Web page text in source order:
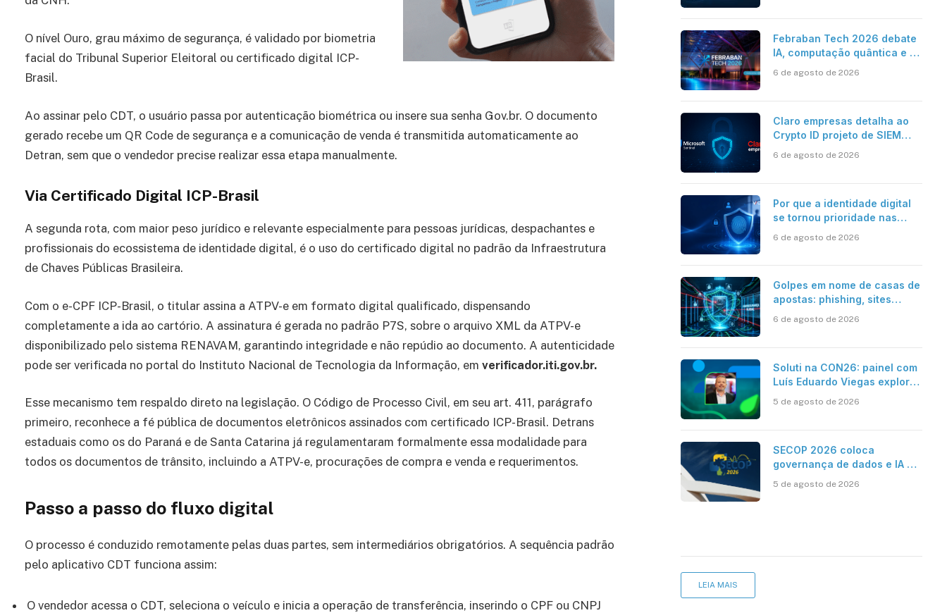
O nível Ouro, grau máximo de segurança, é validado por biometria
facial do Tribunal Superior Eleitoral ou certificado digital ICP-
Brasil.
Ao assinar pelo CDT, o usuário passa por autenticação biométrica ou insere sua senha Gov.br. O documento
gerado recebe um QR Code de segurança e a comunicação de venda é transmitida automaticamente ao
Detran, sem que o vendedor precise realizar essa etapa manualmente.
Via Certificado Digital ICP-Brasil
A segunda rota, com maior peso jurídico e relevante especialmente para pessoas jurídicas, despachantes e
profissionais do ecossistema de identidade digital, é o uso do certificado digital no padrão da Infraestrutura
de Chaves Públicas Brasileira.
Com o e-CPF ICP-Brasil, o titular assina a ATPV-e em formato digital qualificado, dispensando
completamente a ida ao cartório. A assinatura é gerada no padrão P7S, sobre o arquivo XML da ATPV-e
disponibilizado pelo sistema RENAVAM, garantindo integridade e não repúdio ao documento. A autenticidade
pode ser verificada no portal do Instituto Nacional de Tecnologia da Informação, em verificador.iti.gov.br.
Esse mecanismo tem respaldo direto na legislação. O Código de Processo Civil, em seu art. 411, parágrafo
primeiro, reconhece a fé pública de documentos eletrônicos assinados com certificado ICP-Brasil. Detrans
estaduais como os do Paraná e de Santa Catarina já regulamentaram formalmente essa modalidade para
todos os documentos de trânsito, incluindo a ATPV-e, procurações de compra e venda e requerimentos.
Passo a passo do fluxo digital
O processo é conduzido remotamente pelas duas partes, sem intermediários obrigatórios. A sequência padrão
pelo aplicativo CDT funciona assim:
O vendedor acessa o CDT, seleciona o veículo e inicia a operação de transferência, inserindo o CPF ou CNPJ
Febraban Tech 2026 debate
IA, computação quântica e os
bancária
6 de agosto de 2026
Claro empresas detalha ao
Crypto ID projeto de SIEM
resposta automatizada
6 de agosto de 2026
Por que a identidade digital
se tornou prioridade nas
6 de agosto de 2026
Golpes em nome de casas de
apostas: phishing, sites
6 de agosto de 2026
Soluti na CON26: painel com
Luís Eduardo Viegas explora
eficiência da Contabilidade
5 de agosto de 2026
SECOP 2026 coloca
governança de dados e IA no
5 de agosto de 2026
LEIA MAIS